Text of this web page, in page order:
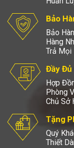
Bảo
Bảo
Hàng
Trả Mọi
Đầy Đủ
Hợp
Phòng
Chủ Sở
Tặng
Quý
Thiết